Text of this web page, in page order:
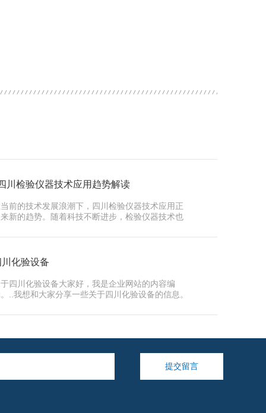
川检验仪器技术应用趋势解读
前的技术发展浪潮下，四川检验仪器技术应用正
新的趋势。随着科技不断进步，检验仪器技术也
川化验设备
四川化验设备大家好，我是企业网站的内容编
..我想和大家分享一些关于四川化验设备的信息。
提交留言